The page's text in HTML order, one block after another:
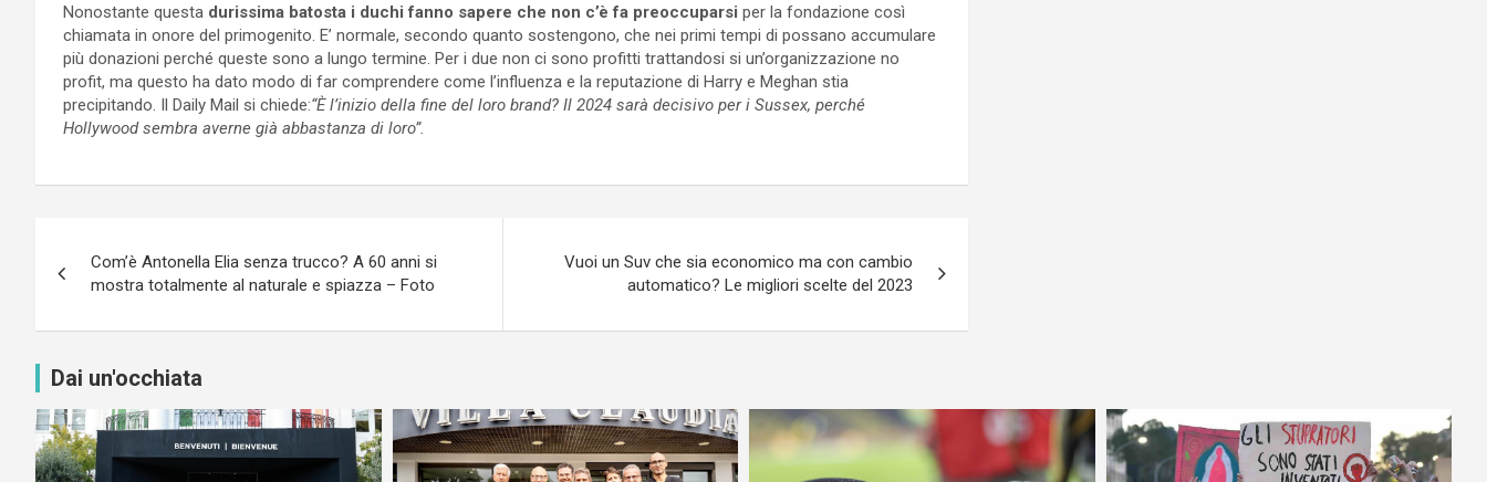
Nonostante questa durissima batosta i duchi fanno sapere che non c’è fa preoccuparsi per la fondazione così
chiamata in onore del primogenito. E’ normale, secondo quanto sostengono, che nei primi tempi di possano accumulare
più donazioni perché queste sono a lungo termine. Per i due non ci sono profitti trattandosi si un’organizzazione no
profit, ma questo ha dato modo di far comprendere come l’influenza e la reputazione di Harry e Meghan stia
precipitando. Il Daily Mail si chiede:“È l’inizio della fine del loro brand? Il 2024 sarà decisivo per i Sussex, perché
Hollywood sembra averne già abbastanza di loro”.
articoli
Com’è Antonella Elia senza trucco? A 60 anni si
mostra totalmente al naturale e spiazza – Foto
Vuoi un Suv che sia economico ma con cambio
automatico? Le migliori scelte del 2023
Dai un'occhiata